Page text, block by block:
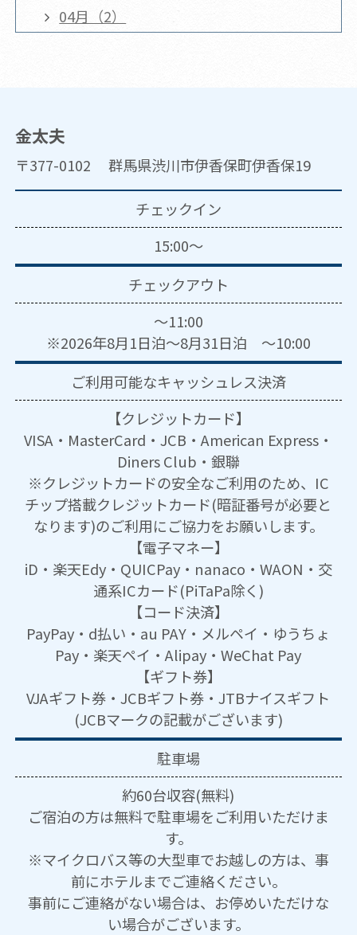
04月（2）
金太夫
〒377-0102 群馬県渋川市伊香保町伊香保19
チェックイン
15:00～
チェックアウト
～11:00
※2026年8月1日泊～8月31日泊 ～10:00
ご利用可能なキャッシュレス決済
【クレジットカード】
VISA・MasterCard・JCB・American Express・
Diners Club・銀聯
※クレジットカードの安全なご利用のため、IC
チップ搭載クレジットカード(暗証番号が必要と
なります)のご利用にご協力をお願いします。
【電子マネー】
iD・楽天Edy・QUICPay・nanaco・WAON・交
通系ICカード(PiTaPa除く)
【コード決済】
PayPay・d払い・au PAY・メルペイ・ゆうちょ
Pay・楽天ペイ・Alipay・WeChat Pay
【ギフト券】
VJAギフト券・JCBギフト券・JTBナイスギフト
(JCBマークの記載がございます)
駐車場
約60台収容(無料)
ご宿泊の方は無料で駐車場をご利用いただけま
す。
※マイクロバス等の大型車でお越しの方は、事
前にホテルまでご連絡ください。
事前にご連絡がない場合は、お停めいただけな
い場合がございます。